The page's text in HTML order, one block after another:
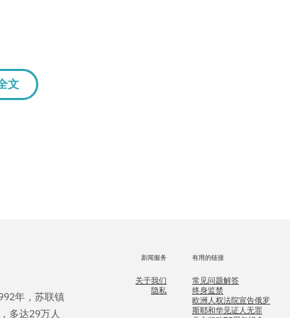
文
年，苏联镇
多达29万人
新闻服务
关于我们
隐私
有用的链接
常见问题解答
终身监禁
欧洲人权法院宣告俄罗
斯耶和华见证人无罪